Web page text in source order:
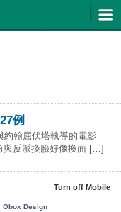
例
約翰屈伏塔執導的電影
與反派換臉好像換面 […]
Turn off Mobile
Obox Design